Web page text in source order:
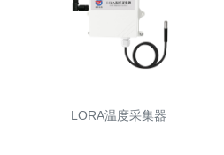
LORA温度采集器